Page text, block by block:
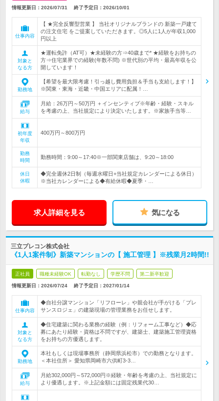
情報更新日：2026/07/31 終了予定日： 2026/10/01
仕事内容
【 ★完全反響型営業 】 当社オリジナルブランドの 新築一戸建て
の注文住宅 をご提案していただきます。◎5人に1人が年収1,000
円以上
対象と
なる方
★運転免許（AT可）★未経験の方⇒40歳まで* ★経験をお持ちの
方⇒住宅業界での経験(年数不問) ※世代別の平均・最高年収を公
開しています！
勤務地
【希望を最大限考慮！引っ越し費用負担＆手当も支給します！】
※関東・東海・近畿・中国エリアに配属！…
給与
月給：26万円～50万円 ＋インセンティブ※年齢・経験・スキル
を考慮の上、当社規定により決定いたします。※家族手当等…
初年度
年収
400万円～800万円
勤務
時間
勤務時間：9:00～17:40※一部関東店舗は、9:20～18:00
休日
休暇
◆完全週休2日制（毎週水曜日+当社規定カレンダーによる休日）
※当社カレンダーによる◆有給休暇◆夏季・…
求人詳細を見る 気になる
三立プレコン株式会社
《1人1案件制》新築マンションの【 施工管理 】※残業月2時間!!
正社員 職種未経験OK 転勤なし 学歴不問 第二新卒歓迎
情報更新日：2026/07/24 終了予定日： 2027/01/14
仕事内容
◆自社分譲マンション「リフローレ」や親会社が手がける「プレ
サンスロジェ」の建築現場の管理業務をお任せします。
対象と
なる方
◆住宅建築に関わる業務の経験（例：リフォーム工事など）◆応
募にあたり経験・資格は不問ですが、建築士、建築施工管理資格
をお持ちの方優遇します。
勤務地
本社もしくは現場事務所（静岡県浜松市）での勤務となります。
＜本社住所＞ 愛知県岡崎市六供町3-3…
給与
月給302,000円～572,000円※経験・年齢を考慮の上、当社規定に
より優遇します。※上記金額には固定残業代30…